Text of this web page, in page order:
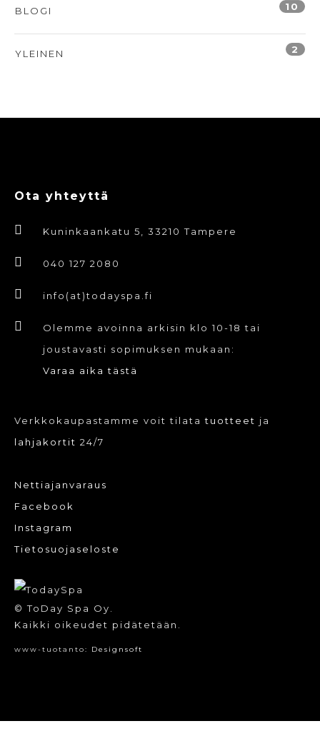
BLOGI 10
YLEINEN 2
Ota yhteyttä
Kuninkaankatu 5, 33210 Tampere
040 127 2080
info(at)todayspa.fi
Olemme avoinna arkisin klo 10-18 tai
joustavasti sopimuksen mukaan:
Varaa aika tästä
Verkkokaupastamme voit tilatatuotteet ja
lahjakortit 24/7
Nettiajanvaraus
Facebook
Instagram
Tietosuojaseloste
© ToDay Spa Oy.
Kaikki oikeudet pidätetään.
www-tuotanto: Designsoft